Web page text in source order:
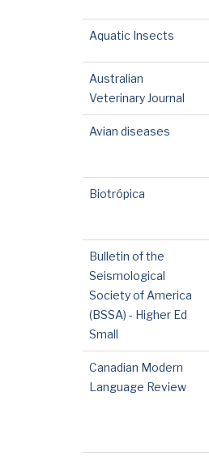
Aquatic Insects
Australian
Veterinary Journal
Avian diseases
Biotrópica
Bulletin of the
Seismological
Society of America
(BSSA) - Higher Ed
Small
Canadian Modern
Language Review